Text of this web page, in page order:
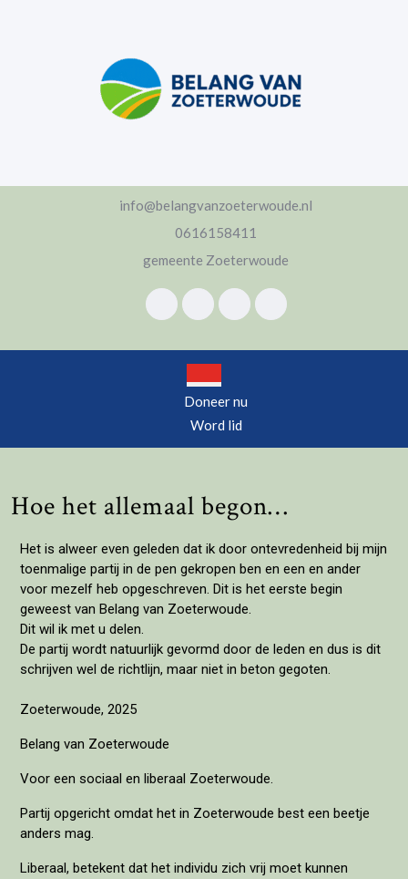
info@belangvanzoeterwoude.nl
0616158411
gemeente Zoeterwoude
Doneer nu
Word lid
Hoe het allemaal begon…
Het is alweer even geleden dat ik door ontevredenheid bij mijn
toenmalige partij in de pen gekropen ben en een en ander
voor mezelf heb opgeschreven. Dit is het eerste begin
geweest van Belang van Zoeterwoude.
Dit wil ik met u delen.
De partij wordt natuurlijk gevormd door de leden en dus is dit
schrijven wel de richtlijn, maar niet in beton gegoten.
Zoeterwoude, 2025
Belang van Zoeterwoude
Voor een sociaal en liberaal Zoeterwoude.
Partij opgericht omdat het in Zoeterwoude best een beetje
anders mag.
Liberaal, betekent dat het individu zich vrij moet kunnen